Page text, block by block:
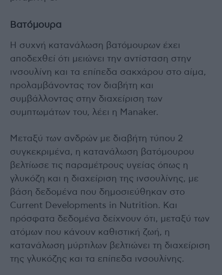
Βατόμουρα
Η συχνή κατανάλωση βατόμουρων έχει
αποδεχθεί ότι μειώνει την αντίσταση στην
ινσουλίνη και τα επίπεδα σακχάρου στο αίμα,
προλαμβάνοντας τον διαβήτη και
συμβάλλοντας στην διαχείριση των
συμπτωμάτων του, λέει η Manaker.
Μεταξύ των ανδρών με διαβήτη τύπου 2
συγκεκριμένα, η κατανάλωση βατόμουρου
βελτίωσε τις παραμέτρους υγείας όπως η
γλυκόζη και η διαχείριση της ινσουλίνης, με
βάση δεδομένα που δημοσιεύθηκαν στο
Current Developments in Nutrition. Και
πρόσφατα δεδομένα δείχνουν ότι, μεταξύ των
ατόμων που κάνουν καθιστική ζωή, η
κατανάλωση μύρτιλων βελτιώνει τη διαχείριση
της γλυκόζης και τα επίπεδα ινσουλίνης.